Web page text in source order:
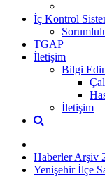
İç Kontrol
TGAP
İletişim
Bilgi
İletişim
Haberler Arşiv
Yenişehir İlçe